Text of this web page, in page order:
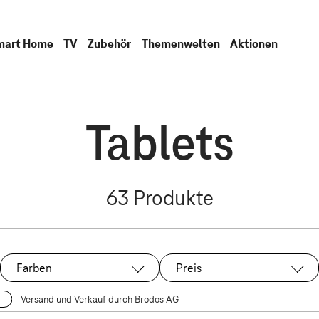
Home TV Zubehör Themenwelten Aktionen
Tablets
63 Produkte
Farben Preis
Versand und Verkauf durch Brodos AG